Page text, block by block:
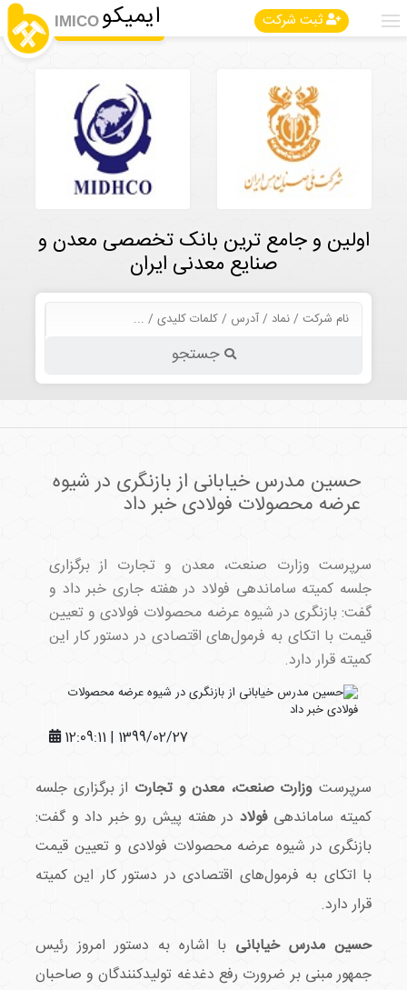
ثبت شرکت ایمیکو IMICO
اولین و جامع ترین بانک تخصصی معدن و
صنایع معدنی ایران
جستجو
حسین مدرس خیابانی از بازنگری در شیوه
عرضه محصولات فولادی خبر داد
سرپرست وزارت صنعت، معدن و تجارت از برگزاری
جلسه کمیته ساماندهی فولاد در هفته جاری خبر داد و
گفت: بازنگری در شیوه عرضه محصولات فولادی و تعیین
قیمت با اتکای به فرمول‌های اقتصادی در دستور کار این
کمیته قرار دارد.
1399/02/27 | 12:09:11
سرپرست وزارت صنعت، معدن و تجارت از برگزاری جلسه
کمیته ساماندهیفولاد در هفته پیش رو خبر داد و گفت:
بازنگری در شیوه عرضه محصولات فولادی و تعیین قیمت
با اتکای به فرمول‌های اقتصادی در دستور کار این کمیته
قرار دارد.
حسین مدرس خیابانی با اشاره به دستور امروز رئیس
جمهور مبنی بر ضرورت رفع دغدغه تولیدکنندگان و صاحبان